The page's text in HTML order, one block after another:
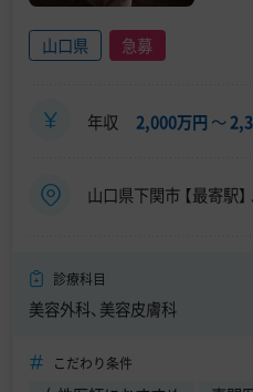
山口県 急募
年収 2,000万円 〜
山口県下関市 【最寄駅
診療科目
美容外科、美容皮膚科
こだわり条件